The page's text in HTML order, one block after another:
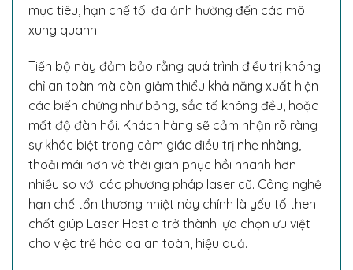
mục tiêu, hạn chế tối đa ảnh hưởng đến các mô
xung quanh.
Tiến bộ này đảm bảo rằng quá trình điều trị không
chỉ an toàn mà còn giảm thiểu khả năng xuất hiện
các biến chứng như bỏng, sắc tố không đều, hoặc
mất độ đàn hồi. Khách hàng sẽ cảm nhận rõ ràng
sự khác biệt trong cảm giác điều trị nhẹ nhàng,
thoải mái hơn và thời gian phục hồi nhanh hơn
nhiều so với các phương pháp laser cũ. Công nghệ
hạn chế tổn thương nhiệt này chính là yếu tố then
chốt giúp Laser Hestia trở thành lựa chọn ưu việt
cho việc trẻ hóa da an toàn, hiệu quả.